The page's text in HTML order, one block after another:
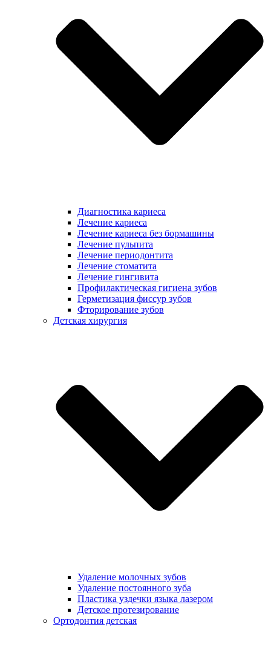
Диагностика кариеса
Лечение кариеса
Лечение кариеса без бормашины
Лечение пульпита
Лечение периодонтита
Лечение стоматита
Лечение гингивита
Профилактическая гигиена зубов
Герметизация фиссур зубов
Фторирование зубов
Детская хирургия
Удаление молочных зубов
Удаление постоянного зуба
Пластика уздечки языка лазером
Детское протезирование
Ортодонтия детская